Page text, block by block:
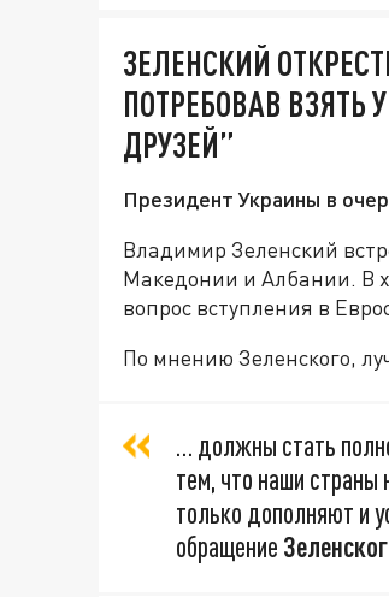
ЗЕЛЕНСКИЙ
ПОТРЕБОВАВ ВЗЯТЬ
ДРУЗЕЙ”
Президент Украины в
Владимир Зеленский
Македонии и Албании. В
вопрос вступления в
По мнению Зеленского,
… должны стать
тем, что наши страны
только дополняют и
обращение